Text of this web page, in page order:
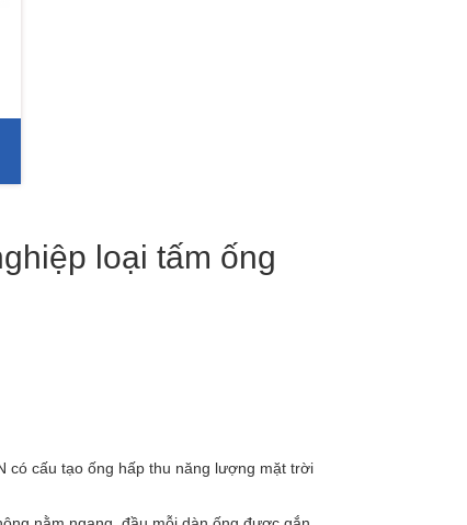
loại tấm ống
có cấu tạo ống hấp thu năng lượng mặt trời